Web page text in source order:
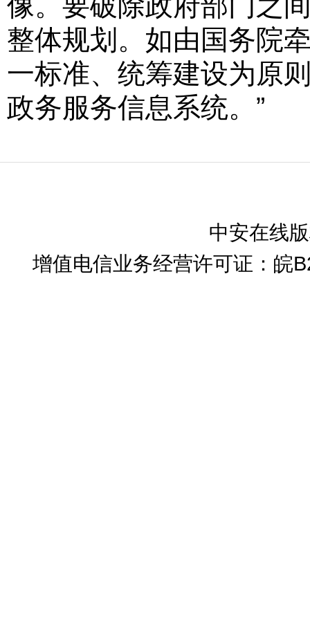
整体规划。如由国务院
一标准、统筹建设为原
政务服务信息系统。”
中安在线
增值电信业务经营许可证：皖